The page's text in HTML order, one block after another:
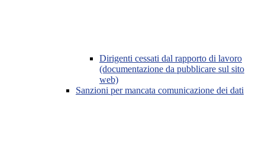
Dirigenti cessati dal rapporto di lavoro
(documentazione da pubblicare sul sito
web)
Sanzioni per mancata comunicazione dei dati